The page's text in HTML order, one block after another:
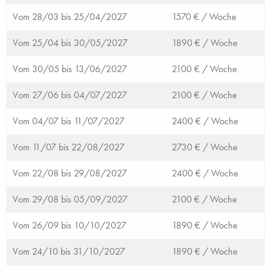
Vom 28/03 bis 25/04/2027 1570 € /Woche
Vom 25/04 bis 30/05/2027 1890 € /Woche
Vom 30/05 bis 13/06/2027 2100 € /Woche
Vom 27/06 bis 04/07/2027 2100 € /Woche
Vom 04/07 bis 11/07/2027 2400 € /Woche
Vom 11/07 bis 22/08/2027 2730 € /Woche
Vom 22/08 bis 29/08/2027 2400 € /Woche
Vom 29/08 bis 05/09/2027 2100 € /Woche
Vom 26/09 bis 10/10/2027 1890 € /Woche
Vom 24/10 bis 31/10/2027 1890 € /Woche